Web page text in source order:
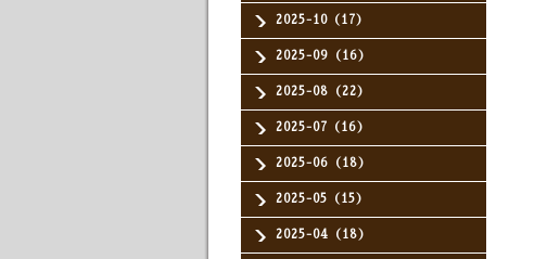
2025-10（17）
2025-09（16）
2025-08（22）
2025-07（16）
2025-06（18）
2025-05（15）
2025-04（18）